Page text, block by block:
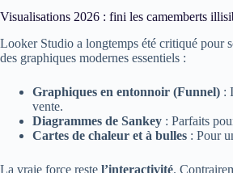
Visualisations 2026 : fini les camemberts
Looker Studio a longtemps été critiqué pour
des graphiques modernes essentiels :
Graphiques en entonnoir (Funnel) :
vente.
Diagrammes de Sankey : Parfaits
Cartes de chaleur et à bulles : Pour
La vraie force reste l’interactivité.